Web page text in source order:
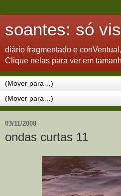
soantes: só
diário fragmentado e
Clique nelas para ver em
03/11/2008
ondas curtas 11